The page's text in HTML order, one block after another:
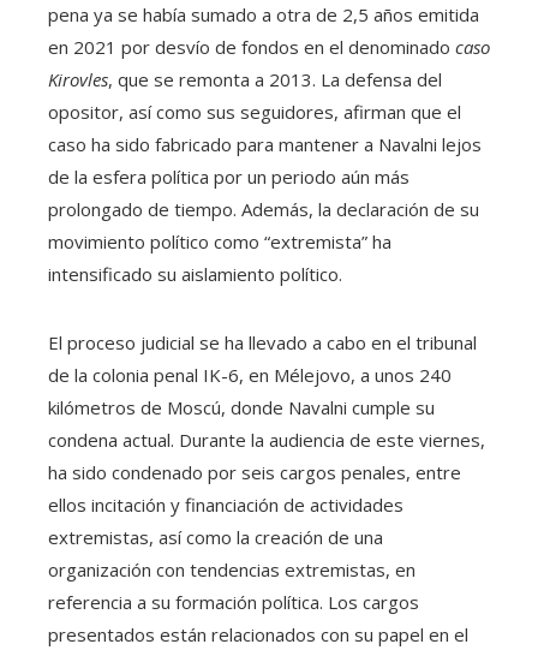
pena ya se había sumado a otra de 2,5 años emitida
en 2021 por desvío de fondos en el denominado caso
Kirovles, que se remonta a 2013. La defensa del
opositor, así como sus seguidores, afirman que el
caso ha sido fabricado para mantener a Navalni lejos
de la esfera política por un periodo aún más
prolongado de tiempo. Además, la declaración de su
movimiento político como “extremista” ha
intensificado su aislamiento político.
El proceso judicial se ha llevado a cabo en el tribunal
de la colonia penal IK-6, en Mélejovo, a unos 240
kilómetros de Moscú, donde Navalni cumple su
condena actual. Durante la audiencia de este viernes,
ha sido condenado por seis cargos penales, entre
ellos incitación y financiación de actividades
extremistas, así como la creación de una
organización con tendencias extremistas, en
referencia a su formación política. Los cargos
presentados están relacionados con su papel en el